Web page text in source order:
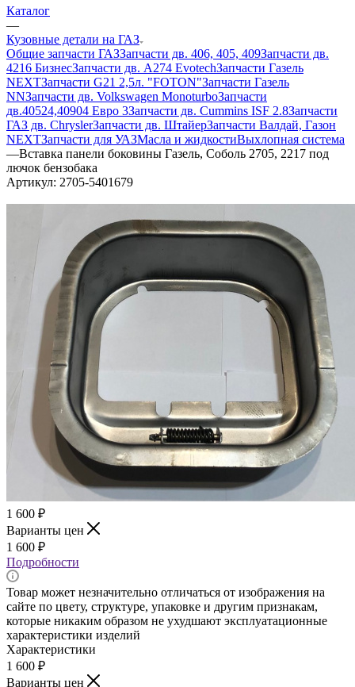
Каталог
—
Кузовные детали на ГАЗ
Общие запчасти ГАЗЗапчасти дв. 406, 405, 409Запчасти дв.
4216 БизнесЗапчасти дв. A274 EvotechЗапчасти Газель
NEXTЗапчасти G21 2,5л. "FOTON"Запчасти Газель
NNЗапчасти дв. Volkswagen MonoturboЗапчасти
дв.40524,40904 Евро 3Запчасти дв. Cummins ISF 2.8Запчасти
ГАЗ дв. ChryslerЗапчасти дв. ШтайерЗапчасти Валдай, Газон
NEXTЗапчасти для УАЗМасла и жидкостиВыхлопная система
—Вставка панели боковины Газель, Соболь 2705, 2217 под
лючок бензобака
Артикул: 2705-5401679
1 600 ₽
Варианты цен
1 600 ₽
Подробности
Товар может незначительно отличаться от изображения на
сайте по цвету, структуре, упаковке и другим признакам,
которые никаким образом не ухудшают эксплуатационные
характеристики изделий
Характеристики
1 600 ₽
Варианты цен